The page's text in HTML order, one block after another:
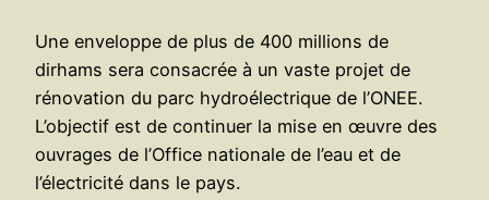
Une enveloppe de plus de 400 millions de
dirhams sera consacrée à un vaste projet de
rénovation du parc hydroélectrique de l’ONEE.
L’objectif est de continuer la mise en œuvre des
ouvrages de l’Office nationale de l’eau et de
l’électricité dans le pays.